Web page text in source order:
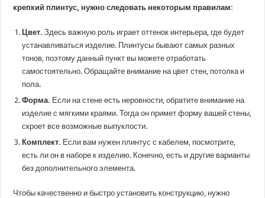
крепкий плинтус, нужно следовать некоторым правилам:
Цвет. Здесь важную роль играет оттенок интерьера, где будет
устанавливаться изделие. Плинтусы бывают самых разных
тонов, поэтому данный пункт вы можете отработать
самостоятельно. Обращайте внимание на цвет стен, потолка и
пола.
Форма. Если на стене есть неровности, обратите внимание на
изделие с мягкими краями. Тогда он примет форму вашей стены,
скроет все возможные выпуклости.
Комплект. Если вам нужен плинтус с кабелем, посмотрите,
есть ли он в наборе к изделию. Конечно, есть и другие варианты
без дополнительного элемента.
Чтобы качественно и быстро установить конструкцию, нужно